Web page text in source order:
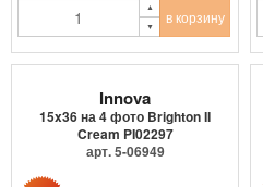
в корзину
Innova
15x36 на 4 фото Brighton II
Cream PI02297
арт. 5-06949